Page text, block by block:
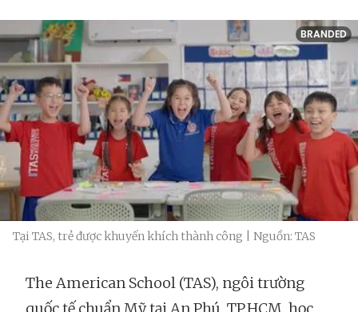
BRANDED
Tại TAS, trẻ được khuyến khích thành công | Nguồn: TAS
The American School (TAS), ngôi trường